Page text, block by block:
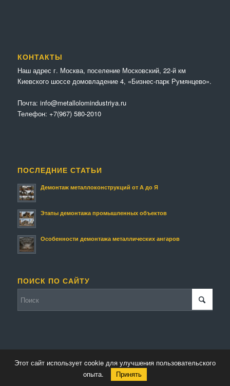
КОНТАКТЫ
Наш адрес г. Москва, поселение Московский, 22-й км
Киевского шоссе домовладение 4, «Бизнес-парк Румянцево».
Почта: info@metallolomindustriya.ru
Телефон: +7(967) 580-2010
ПОСЛЕДНИЕ СТАТЬИ
Демонтаж металлоконструкций от А до Я
Этапы демонтажа промышленных объектов
Особенности демонтажа металлических ангаров
ПОИСК ПО САЙТУ
© Копирайт - Металлолом.Персональные данные-Enfold Theme by Kriesi
Этот сайт использует cookie для улучшения пользовательского
опыта.
Принять